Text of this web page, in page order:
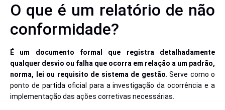
O que é um relatório de não
conformidade?
É um documento formal que registra detalhadamente
qualquer desvio ou falha que ocorra em relação a um padrão,
norma, lei ou requisito de sistema de gestão. Serve como o
ponto de partida oficial para a investigação da ocorrência e a
implementação das ações corretivas necessárias.